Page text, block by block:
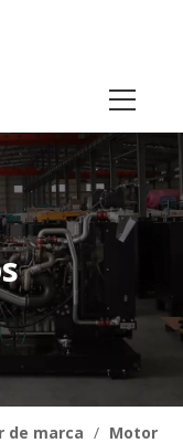
marca
Motor
del motor de